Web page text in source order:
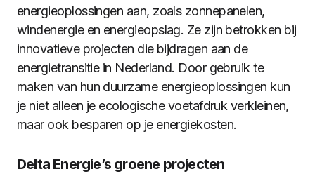
energieoplossingen aan, zoals zonnepanelen,
windenergie en energieopslag. Ze zijn betrokken bij
innovatieve projecten die bijdragen aan de
energietransitie in Nederland. Door gebruik te
maken van hun duurzame energieoplossingen kun
je niet alleen je ecologische voetafdruk verkleinen,
maar ook besparen op je energiekosten.
Delta Energie’s groene projecten